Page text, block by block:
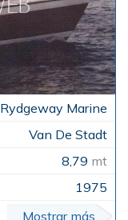
Rydgeway Marine
Van De Stadt
8,79 mt
1975
Mostrar más